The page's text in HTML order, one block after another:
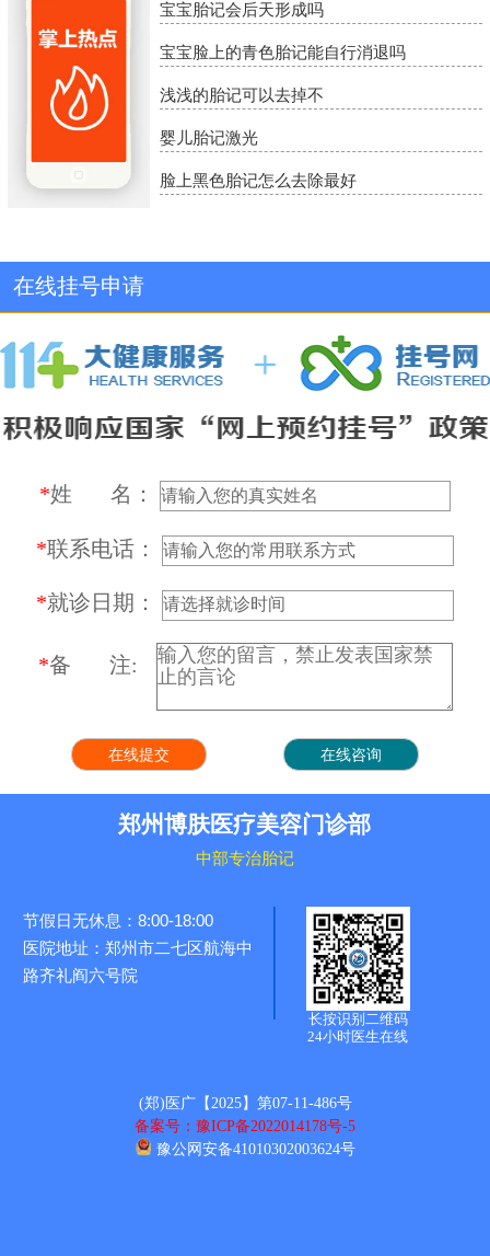
宝宝胎记会后天形成吗
宝宝脸上的青色胎记能自行消退吗
浅浅的胎记可以去掉不
婴儿胎记激光
脸上黑色胎记怎么去除最好
在线挂号申请
*姓 名：
*联系电话：
*就诊日期：
*备 注:
郑州博肤医疗美容门诊部
中部专治胎记
节假日无休息：8:00-18:00
医院地址：郑州市二七区航海中
路齐礼阎六号院
长按识别二维码
24小时医生在线
(郑)医广【2025】第07-11-486号
备案号：豫ICP备2022014178号-5
豫公网安备41010302003624号